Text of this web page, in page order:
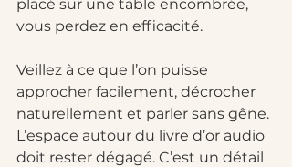
placé sur une table encombrée,
vous perdez en efficacité.
Veillez à ce que l’on puisse
approcher facilement, décrocher
naturellement et parler sans gêne.
L’espace autour du livre d’or audio
doit rester dégagé. C’est un détail